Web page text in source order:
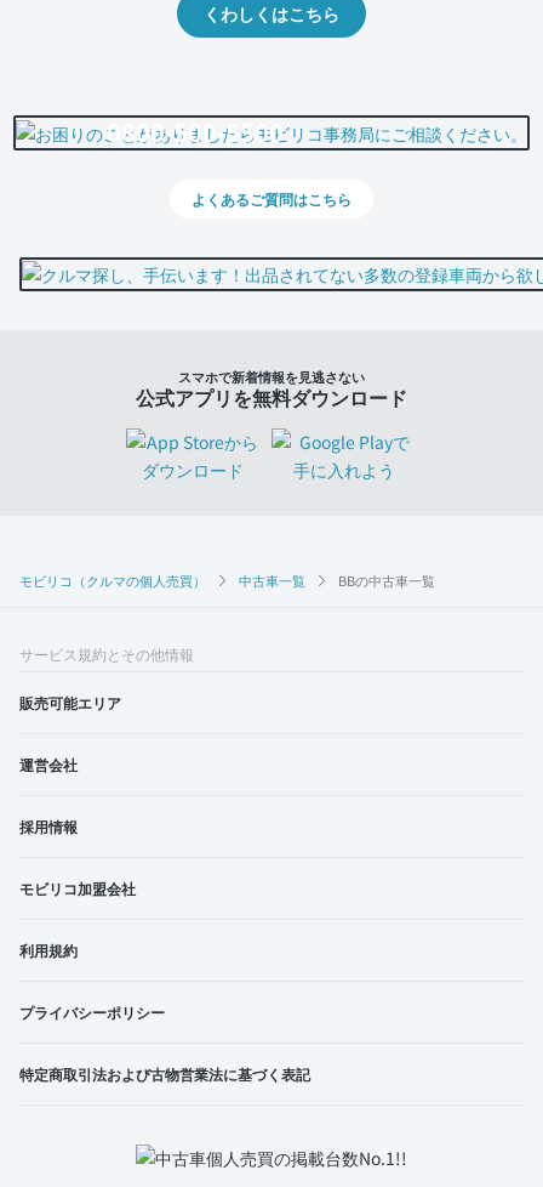
モビリコ（クルマの個人売買） 中古車一覧 BBの中古車一覧
くわしくはこちら
0800-500-5500
よくあるご質問はこちら
スマホで新着情報を見逃さない
公式アプリを無料ダウンロード
サービス規約とその他情報
販売可能エリア
運営会社
採用情報
モビリコ加盟会社
利用規約
プライバシーポリシー
特定商取引法および古物営業法に基づく表記